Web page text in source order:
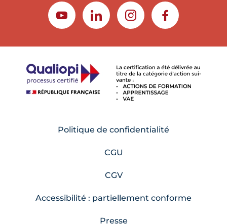
YOUTUBELINKEDININSTAGRAMFACEBOOK
Politique de confidentialité
CGU
CGV
Accessibilité : partiellement conforme
Presse